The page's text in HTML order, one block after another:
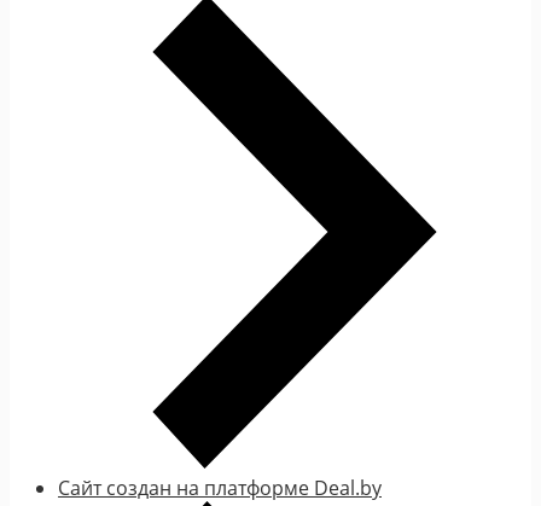
Сайт создан на платформе Deal.by